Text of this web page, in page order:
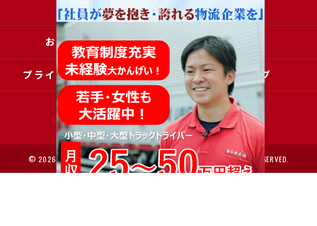
ブログ コラム
お問い合わせ 採用申込
プライバシーポリシー サイトマップ
© 2026 大阪で運送の求人なら協和運送株式会社 ALL RIGHTS RESERVED.